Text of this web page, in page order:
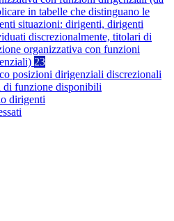
in tabelle che distinguano le
situazioni: dirigenti, dirigenti
discrezionalmente, titolari di
organizzativa con funzioni
23
posizioni dirigenziali discrezionali
di funzione disponibili
dirigenti